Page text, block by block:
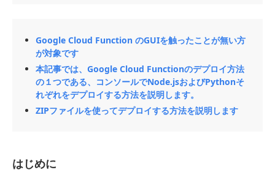
Google Cloud Function のGUIを触ったことが無い方
が対象です
本記事では、Google Cloud Functionのデプロイ方法
の１つである、コンソールでNode.jsおよびPythonそ
れぞれをデプロイする方法を説明します。
ZIPファイルを使ってデプロイする方法を説明します
はじめに